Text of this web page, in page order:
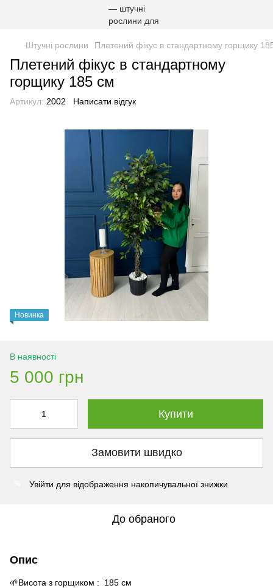
Штучні рослини Плетений фікус в стандартному горщику
Плетений фікус в стандартному
горщику 185 см
Артикул: 2002 Написати відгук
Новинка
В наявності
5 000 грн
Купити
Замовити швидко
Увійти для відображення накопичувальної знижки
До обраного
Опис
🌱Висота з горщиком : 185 см